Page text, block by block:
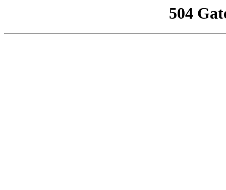
504